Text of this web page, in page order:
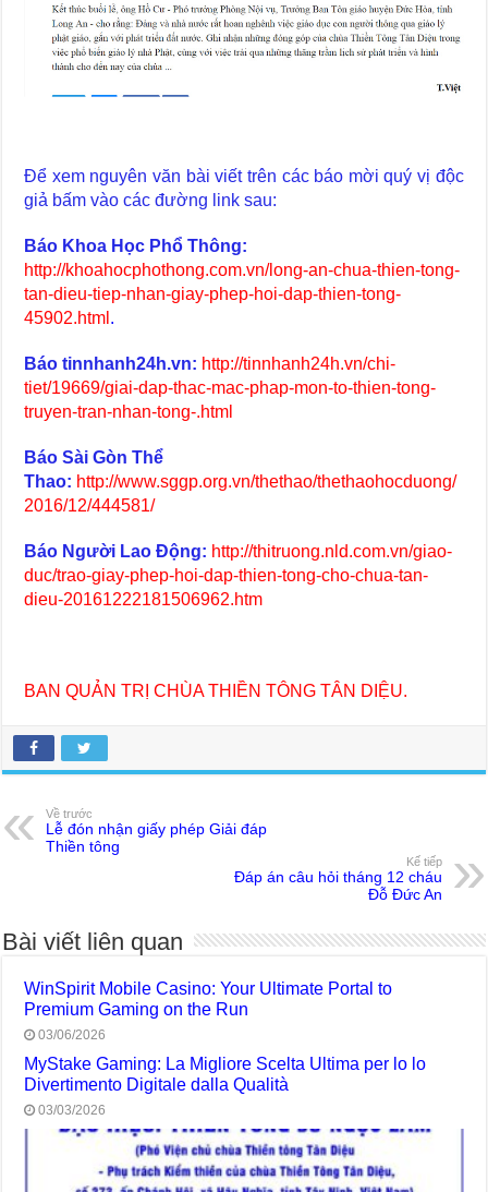
Để xem nguyên văn bài viết trên các báo mời quý vị độc
giả bấm vào các đường link sau:
Báo Khoa Học Phổ Thông:
http://khoahocphothong.com.vn/long-an-chua-thien-tong-
tan-dieu-tiep-nhan-giay-phep-hoi-dap-thien-tong-
45902.html .
Báo tinnhanh24h.vn: http://tinnhanh24h.vn/chi-
tiet/19669/giai-dap-thac-mac-phap-mon-to-thien-tong-
truyen-tran-nhan-tong-.html
Báo Sài Gòn Thể
Thao: http://www.sggp.org.vn/thethao/thethaohocduong/
2016/12/444581/
Báo Người Lao Động: http://thitruong.nld.com.vn/giao-
duc/trao-giay-phep-hoi-dap-thien-tong-cho-chua-tan-
dieu-20161222181506962.htm
BAN QUẢN TRỊ CHÙA THIỀN TÔNG TÂN DIỆU.
Về trước
Lễ đón nhận giấy phép Giải đáp
Thiền tông
Kế tiếp
Đáp án câu hỏi tháng 12 cháu
Đỗ Đức An
Bài viết liên quan
WinSpirit Mobile Casino: Your Ultimate Portal to
Premium Gaming on the Run
03/06/2026
MyStake Gaming: La Migliore Scelta Ultima per lo lo
Divertimento Digitale dalla Qualità
03/03/2026